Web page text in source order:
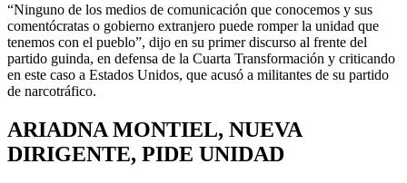
“Ninguno de los medios de comunicación que conocemos y sus
comentócratas o gobierno extranjero puede romper la unidad que
tenemos con el pueblo”, dijo en su primer discurso al frente del
partido guinda, en defensa de la Cuarta Transformación y criticando
en este caso a Estados Unidos, que acusó a militantes de su partido
de narcotráfico.
ARIADNA MONTIEL, NUEVA
DIRIGENTE, PIDE UNIDAD